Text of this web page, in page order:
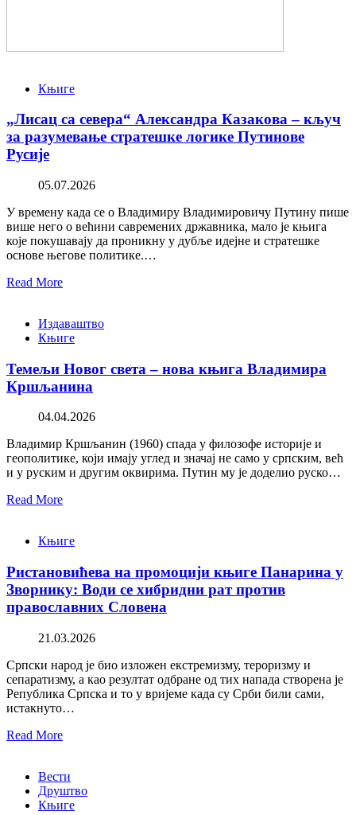
Књиге
„Лисац са севера“ Александра Казакова – кључ
за разумевање стратешке логике Путинове
Русије
05.07.2026
У времену када се о Владимиру Владимировичу Путину пише
више него о већини савремених државника, мало је књига
које покушавају да проникну у дубље идејне и стратешке
основе његове политике.…
Read More
Издаваштво
Књиге
Темељи Новог света – нова књига Владимира
Кршљанина
04.04.2026
Владимир Кршљанин (1960) спада у филозофе историје и
геополитике, који имају углед и значај не само у српским, већ
и у руским и другим оквирима. Путин му је доделио руско…
Read More
Књиге
Ристановићева на промоцији књиге Панарина у
Зворнику: Води се хибридни рат против
православних Словена
21.03.2026
Српски народ је био изложен екстремизму, тероризму и
сепаратизму, а као резултат одбране од тих напада створена је
Република Српска и то у вријеме када су Срби били сами,
истакнуто…
Read More
Вести
Друштво
Књиге